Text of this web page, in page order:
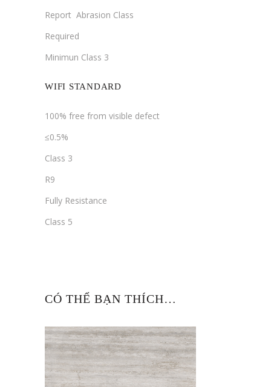
Report Abrasion Class
Required
Minimun Class 3
WIFI STANDARD
100% free from visible defect
≤0.5%
Class 3
R9
Fully Resistance
Class 5
CÓ THỂ BẠN THÍCH…